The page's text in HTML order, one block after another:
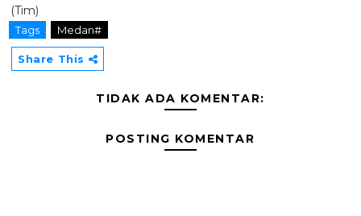
(Tim)
Tags Medan#
Share This
TIDAK ADA KOMENTAR:
POSTING KOMENTAR